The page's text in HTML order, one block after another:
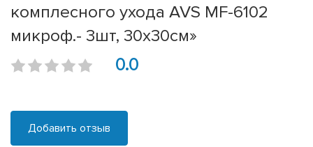
комплесного ухода AVS MF-6102
микроф.- 3шт, 30х30см»
0.0
Добавить отзыв